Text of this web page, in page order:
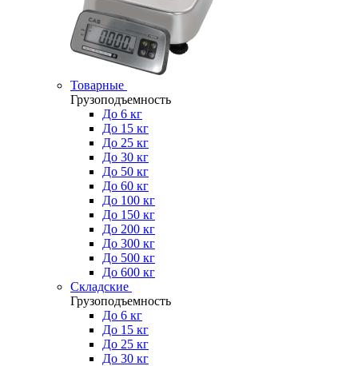
Товарные
Грузоподъемность
До 6 кг
До 15 кг
До 25 кг
До 30 кг
До 50 кг
До 60 кг
До 100 кг
До 150 кг
До 200 кг
До 300 кг
До 500 кг
До 600 кг
Складские
Грузоподъемность
До 6 кг
До 15 кг
До 25 кг
До 30 кг